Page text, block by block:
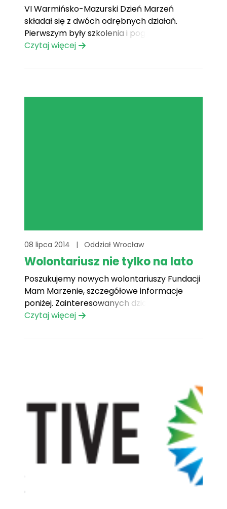
VI Warmińsko-Mazurski Dzień Marzeń
składał się z dwóch odrębnych działań.
Pierwszym były szkolenia i pogadanki o
profilaktyce zdrowotnej dla dzieci i
zachorowaniem na nowotwór lub inne
Czytaj więcej
08 lipca 2014 | Oddział Wrocław
Wolontariusz nie tylko na lato
Poszukujemy nowych wolontariuszy Fundacji
Mam Marzenie, szczegółowe informacje
poniżej. Zainteresowanych działaniem w
oddziale Wrocław prosimy o kontakt.
Czytaj więcej